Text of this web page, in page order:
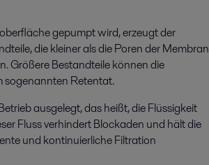
gepumpt wird, erzeugt der
die kleiner als die Poren der Membran
Größere Bestandteile können die
sogenannten Retentat.
ausgelegt, das heißt, die Flüssigkeit
Fluss verhindert Blockaden und hält die
und kontinuierliche Filtration